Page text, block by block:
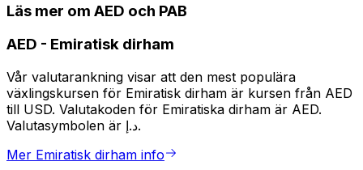
Läs mer om AED och PAB
AED - Emiratisk dirham
Vår valutarankning visar att den mest populära
växlingskursen för Emiratisk dirham är kursen från AED
till USD. Valutakoden för Emiratiska dirham är AED.
Valutasymbolen är د.إ.
Mer Emiratisk dirham info